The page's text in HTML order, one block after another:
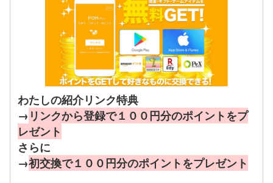
わたしの紹介リンク特典
→ リンクから登録で１００円分のポイントをプ
レゼント
さらに
→初交換で１００円分のポイントをプレゼント